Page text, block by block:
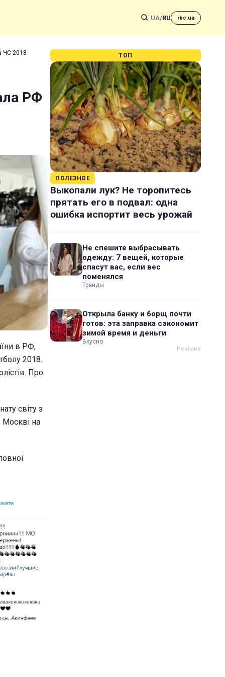
UA/RU rbc.ua
ЧС 2018
РФ
в РФ,
2018.
Про
світу з
Москві на
ТОП
ПОЛЕЗНОЕ
Выкопали лук? Не торопитесь
прятать его в подвал: одна
ошибка испортит весь урожай
Не спешите выбрасывать
одежду: 7 вещей, которые
спасут вас, если вес
поменялся
Тренды
Открыла банку и борщ почти
готов: эта заправка сэкономит
зимой время и деньги
Вкусно